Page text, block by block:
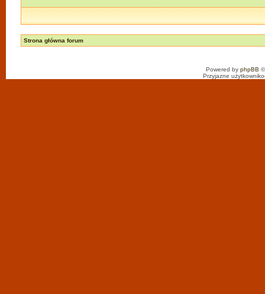
Strona główna forum
Powered by phpBB
Przyjazne